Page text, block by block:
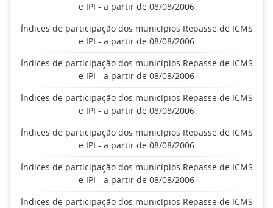
e IPI - a partir de 08/08/2006
Índices de participação dos municípios Repasse de ICMS
e IPI - a partir de 08/08/2006
Índices de participação dos municípios Repasse de ICMS
e IPI - a partir de 08/08/2006
Índices de participação dos municípios Repasse de ICMS
e IPI - a partir de 08/08/2006
Índices de participação dos municípios Repasse de ICMS
e IPI - a partir de 08/08/2006
Índices de participação dos municípios Repasse de ICMS
e IPI - a partir de 08/08/2006
Índices de participação dos municípios Repasse de ICMS